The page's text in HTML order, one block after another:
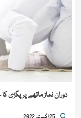
دوران نماز ماتھے پر پگڑی